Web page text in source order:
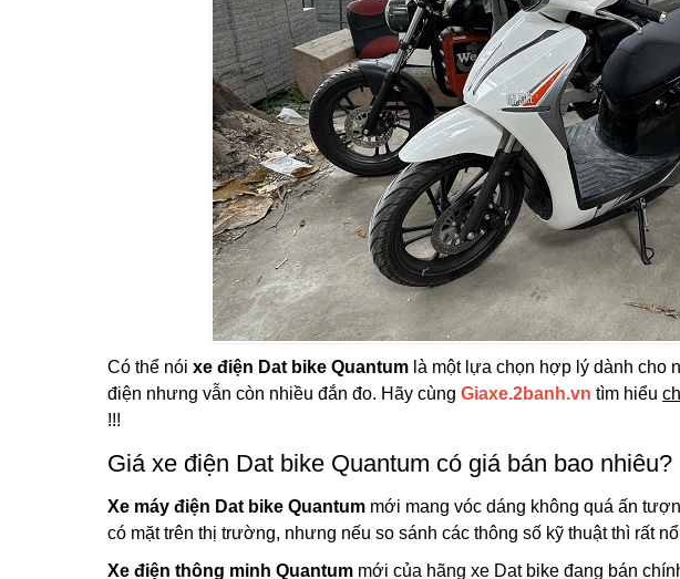
Có thể nói xe điện Dat bike Quantum là một lựa chọn hợp lý dành cho
điện nhưng vẫn còn nhiều đắn đo. Hãy cùng Giaxe.2banh.vn tìm hiểu
!!!
Giá xe điện Dat bike Quantum có giá bán bao nhiêu?
Xe máy điện Dat bike Quantum mới mang vóc dáng không quá ấn
có mặt trên thị trường, nhưng nếu so sánh các thông số kỹ thuật thì rất
Xe điện thông minh Quantum mới của hãng xe Dat bike đang bán